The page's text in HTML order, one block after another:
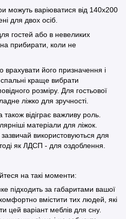
можуть варіюватися від 140x200
для двох осіб.
гостей або в невеликих
прибирати, коли не
врахувати його призначення і
краще вибрати
розміру. Для гостьової
ліжко для зручності.
відіграє важливу роль.
матеріали для ліжок.
використовуються для
як ЛДСП - для оздоблення.
на такі моменти:
підходить за габаритами вашої
вмістити тих людей, які
цей варіант меблів для сну.